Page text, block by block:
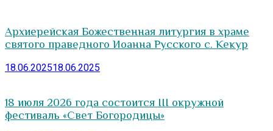
Архиерейская Божественная литургия в храме
святого праведного Иоанна Русского с. Кекур
18.06.202518.06.2025
18 июля 2026 года состоится III окружной
фестиваль «Свет Богородицы»